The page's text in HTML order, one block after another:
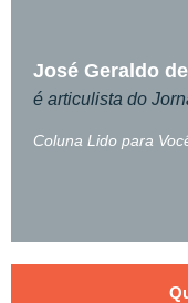
Coluna Lido para
José Geraldo
é articulista do